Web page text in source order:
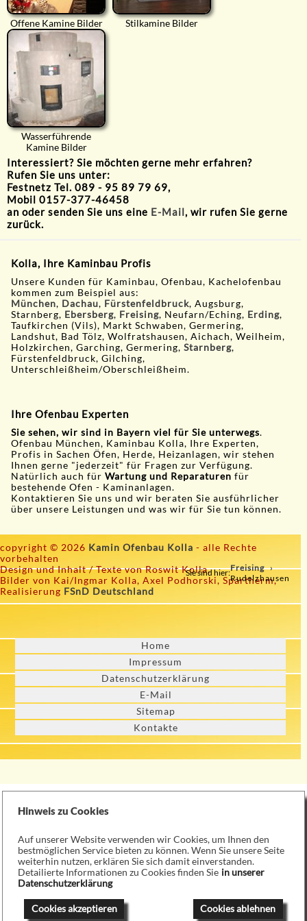
Offene Kamine Bilder Stilkamine Bilder
Wasserführende
Kamine Bilder
Interessiert? Sie möchten gerne mehr erfahren?
Rufen Sie uns unter:
Festnetz Tel. 089 - 95 89 79 69,
Mobil 0157-377-46458
an oder senden Sie uns eine E-Mail, wir rufen Sie gerne
zurück.
Kolla, Ihre Kaminbau Profis
Unsere Kunden für Kaminbau, Ofenbau, Kachelofenbau
kommen zum Beispiel aus:
München, Dachau, Fürstenfeldbruck, Augsburg,
Starnberg, Ebersberg, Freising, Neufarn/Eching, Erding,
Taufkirchen (Vils), Markt Schwaben, Germering,
Landshut, Bad Tölz, Wolfratshausen, Aichach, Weilheim,
Holzkirchen, Garching, Germering,Starnberg,
Fürstenfeldbruck, Gilching,
Unterschleißheim/Oberschleißheim.
Ihre Ofenbau Experten
Sie sehen, wir sind in Bayern viel für Sie unterwegs.
Ofenbau München, Kaminbau Kolla, Ihre Experten,
Profis in Sachen Öfen, Herde, Heizanlagen, wir stehen
Ihnen gerne "jederzeit" für Fragen zur Verfügung.
Natürlich auch fürWartung und Reparaturen für
bestehende Ofen - Kaminanlagen.
Kontaktieren Sie uns und wir beraten Sie ausführlicher
über unsere Leistungen und was wir für Sie tun können.
copyright © 2026 Kamin Ofenbau Kolla - alle Rechte
vorbehalten
Design und Inhalt / Texte von Roswit Kolla,
Bilder von Kai/Ingmar Kolla, Axel Podhorski, Spartherm,
Realisierung FSnD Deutschland
Sie sind hier:Freising
Rudelzhausen
Home
Impressum
Datenschutzerklärung
E-Mail
Sitemap
Kontakte
Hinweis zu Cookies
Auf unserer Website verwenden wir Cookies, um Ihnen den
bestmöglichen Service bieten zu können. Wenn Sie unsere Seite
weiterhin nutzen, erklären Sie sich damit einverstanden.
Detailierte Informationen zu Cookies finden Sie in unserer
Datenschutzerklärung
Cookies ablehnen
Cookies akzeptieren